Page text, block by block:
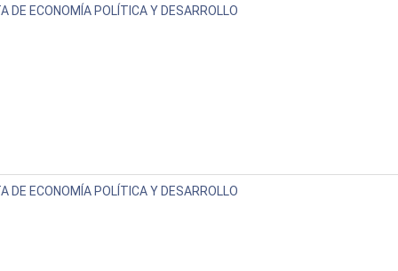
DE ECONOMÍA POLÍTICA Y DESARROLLO
DE ECONOMÍA POLÍTICA Y DESARROLLO